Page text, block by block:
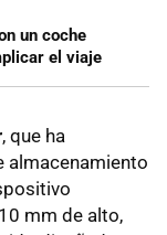
un coche
el viaje
, que ha
almacenamiento
mm de alto,